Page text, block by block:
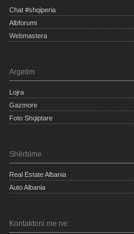
Chat #shqiperia
Albforumi
Webmastera
Argetim
Lojra
Gazmore
Foto Shqiptare
Shërbime
Real Estate Albania
Auto Albania
Kontaktoni me ne: